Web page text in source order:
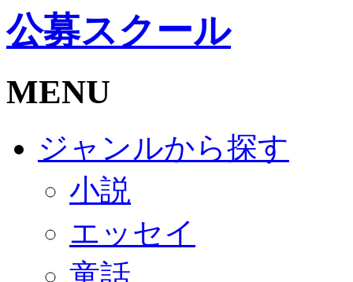
公募スクール
MENU
ジャンルから探す
小説
エッセイ